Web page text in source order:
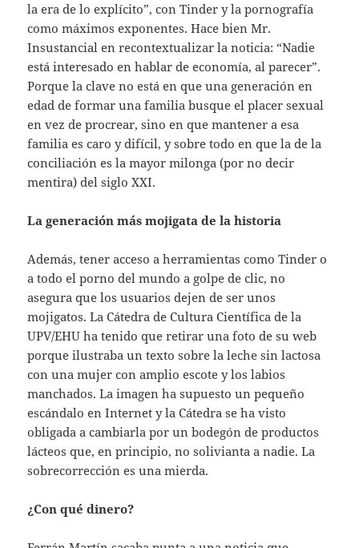
la era de lo explícito”, con Tinder y la pornografía
como máximos exponentes. Hace bien Mr.
Insustancial en recontextualizar la noticia: “Nadie
está interesado en hablar de economía, al parecer”.
Porque la clave no está en que una generación en
edad de formar una familia busque el placer sexual
en vez de procrear, sino en que mantener a esa
familia es caro y difícil, y sobre todo en que la de la
conciliación es la mayor milonga (por no decir
mentira) del siglo XXI.
La generación más mojigata de la historia
Además, tener acceso a herramientas como Tinder o
a todo el porno del mundo a golpe de clic, no
asegura que los usuarios dejen de ser unos
mojigatos. La Cátedra de Cultura Científica de la
UPV/EHU ha tenido que retirar una foto de su web
porque ilustraba un texto sobre la leche sin lactosa
con una mujer con amplio escote y los labios
manchados. La imagen ha supuesto un pequeño
escándalo en Internet y la Cátedra se ha visto
obligada a cambiarla por un bodegón de productos
lácteos que, en principio, no solivianta a nadie. La
sobrecorrección es una mierda.
¿Con qué dinero?